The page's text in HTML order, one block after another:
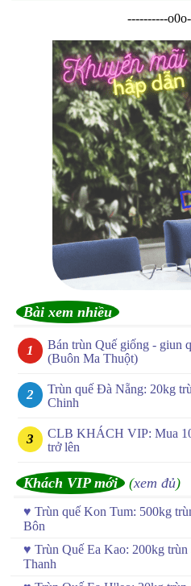
----------
Bài xem nhiều
Bán trùn Quế giống - giun
(Buôn Ma Thuột)
Trùn quế Đà Nẵng: 20kg
Chinh
CLB KHÁCH VIP: Mua
trở lên
Khách VIP mới (xem đủ)
♥ Trùn quế Kon Tum: 500kg
Bôn
♥ Trùn Quế Ea Kao: 200kg
Thanh